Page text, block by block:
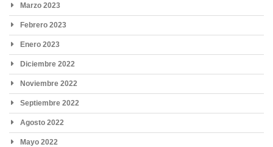
Marzo 2023
Febrero 2023
Enero 2023
Diciembre 2022
Noviembre 2022
Septiembre 2022
Agosto 2022
Mayo 2022